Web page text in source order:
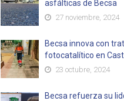
asfálticas de Becsa
27 noviembre, 2024
Becsa innova con
fotocatalítico en
23 octubre, 2024
Becsa refuerza su